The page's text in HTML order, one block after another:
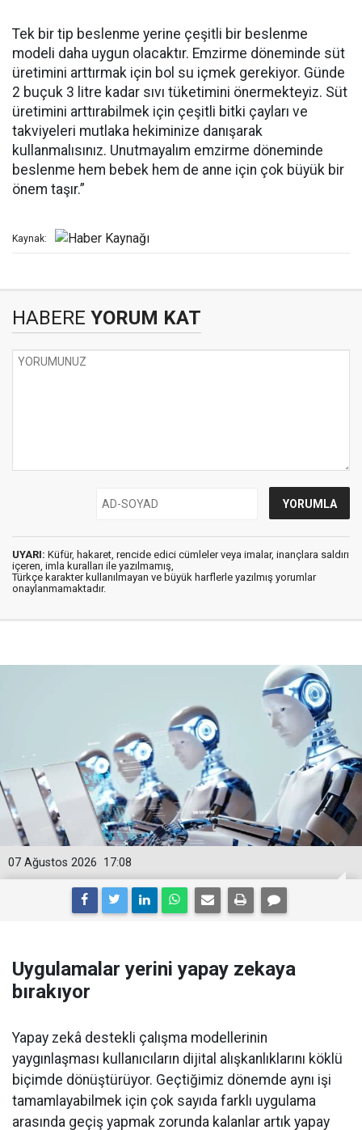
Tek bir tip beslenme yerine çeşitli bir beslenme
modeli daha uygun olacaktır. Emzirme döneminde süt
üretimini arttırmak için bol su içmek gerekiyor. Günde
2 buçuk 3 litre kadar sıvı tüketimini önermekteyiz. Süt
üretimini arttırabilmek için çeşitli bitki çayları ve
takviyeleri mutlaka hekiminize danışarak
kullanmalısınız. Unutmayalım emzirme döneminde
beslenme hem bebek hem de anne için çok büyük bir
önem taşır.”
Kaynak:
HABERE YORUM KAT
UYARI: Küfür, hakaret, rencide edici cümleler veya imalar, inançlara saldırı
içeren, imla kuralları ile yazılmamış,
Türkçe karakter kullanılmayan ve büyük harflerle yazılmış yorumlar
onaylanmamaktadır.
17:08
07 Ağustos 2026
Uygulamalar yerini yapay zekaya
bırakıyor
Yapay zekâ destekli çalışma modellerinin
yaygınlaşması kullanıcıların dijital alışkanlıklarını köklü
biçimde dönüştürüyor. Geçtiğimiz dönemde aynı işi
tamamlayabilmek için çok sayıda farklı uygulama
arasında geçiş yapmak zorunda kalanlar artık yapay